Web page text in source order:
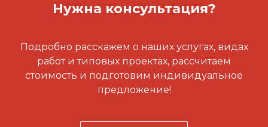
Нужна консультация?
Подробно расскажем о наших услугах, видах
работ и типовых проектах, рассчитаем
стоимость и подготовим индивидуальное
предложение!